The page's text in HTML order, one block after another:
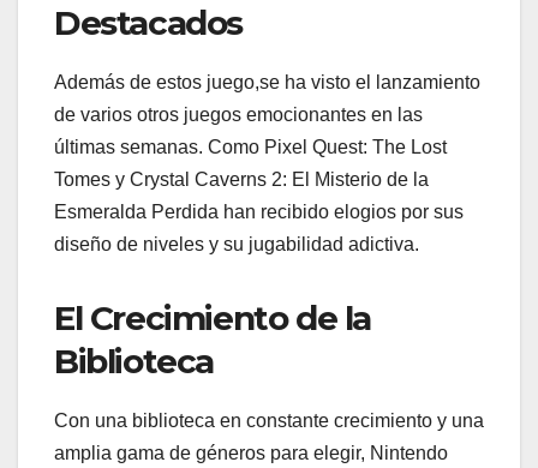
Destacados
Además de estos juego,se ha visto el lanzamiento
de varios otros juegos emocionantes en las
últimas semanas. Como Pixel Quest: The Lost
Tomes y Crystal Caverns 2: El Misterio de la
Esmeralda Perdida han recibido elogios por sus
diseño de niveles y su jugabilidad adictiva.
El Crecimiento de la
Biblioteca
Con una biblioteca en constante crecimiento y una
amplia gama de géneros para elegir, Nintendo